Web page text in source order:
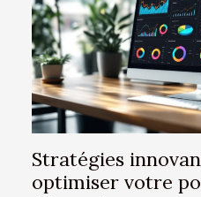
Stratégies
optimiser votre